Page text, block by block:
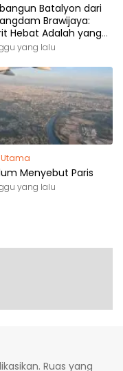
Batalyon dari
Brawijaya:
Hebat Adalah yang
Rakyat
yang lalu
Menyebut Paris
yang lalu
Ruas yang